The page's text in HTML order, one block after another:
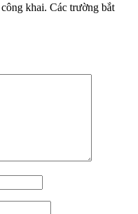
khai. Các trường bắt